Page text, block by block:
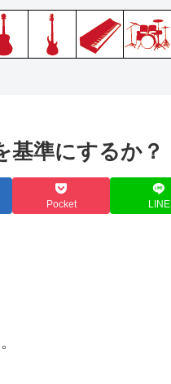
基準にするか？
Pocket LINE